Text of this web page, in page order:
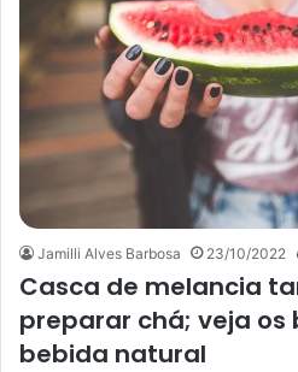
Jamilli Alves Barbosa 23/10/2022
Casca de melancia
preparar chá; veja os
bebida natural